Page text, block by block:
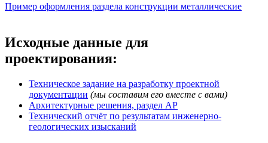
Пример оформления раздела конструкции металлические
Исходные данные для
проектирования:
Техническое задание на разработку проектной
документации (мы составим его вместе с вами)
Архитектурные решения, раздел АР
Технический отчёт по результатам инженерно-
геологических изысканий